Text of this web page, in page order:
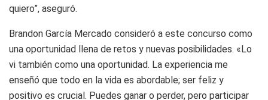
quiero”, aseguró.
Brandon García Mercado consideró a este concurso como
una oportunidad llena de retos y nuevas posibilidades. «Lo
vi también como una oportunidad. La experiencia me
enseñó que todo en la vida es abordable; ser feliz y
positivo es crucial. Puedes ganar o perder, pero participar